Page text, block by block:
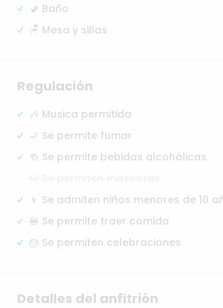
🚽 Baño
🪑 Mesa y sillas
Regulación
🎶 Musica permitida
🚬 Se permite fumar
🍻 Se permite bebidas alcohólicas
👦 Se admiten niños menores de 10
🍔 Se permite traer comida
🎂 Se permiten celebraciones
Detalles del anfitrión